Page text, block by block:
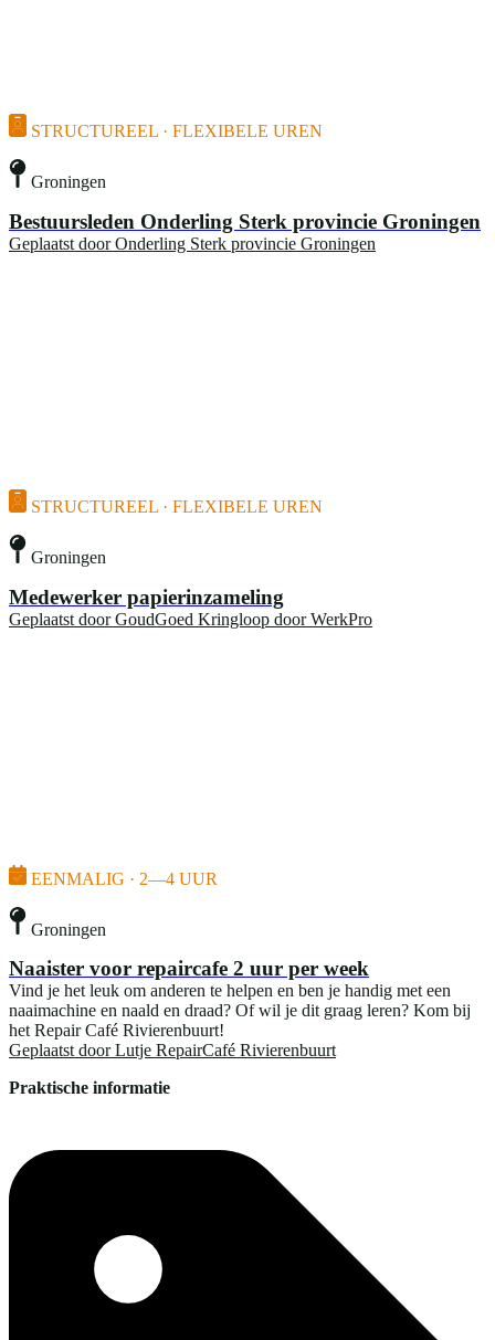
STRUCTUREEL · FLEXIBELE UREN
Groningen
Bestuursleden Onderling Sterk provincie Groningen
Geplaatst door Onderling Sterk provincie Groningen
STRUCTUREEL · FLEXIBELE UREN
Groningen
Medewerker papierinzameling
Geplaatst door GoudGoed Kringloop door WerkPro
EENMALIG · 2—4 UUR
Groningen
Naaister voor repaircafe 2 uur per week
Vind je het leuk om anderen te helpen en ben je handig met een
naaimachine en naald en draad? Of wil je dit graag leren? Kom bij
het Repair Café Rivierenbuurt!
Geplaatst door Lutje RepairCafé Rivierenbuurt
Praktische informatie